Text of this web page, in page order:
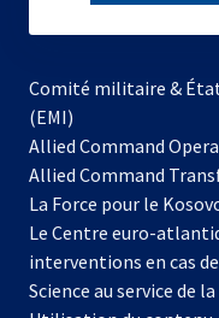
Comité militaire &
(EMI)
Allied Command
Allied Command
La Force pour le
Le Centre euro-
interventions en cas
Science au service de